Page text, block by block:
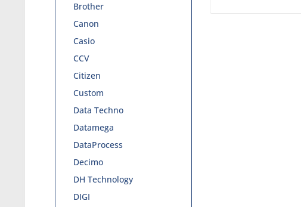
Brother
Canon
Casio
CCV
Citizen
Custom
Data Techno
Datamega
DataProcess
Decimo
DH Technology
DIGI